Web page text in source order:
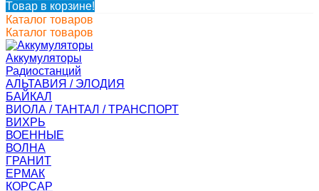
Товар в корзине!
Каталог товаров
Каталог товаров
Аккумуляторы
Радиостанций
АЛЬТАВИЯ / ЭЛОДИЯ
БАЙКАЛ
ВИОЛА / ТАНТАЛ / ТРАНСПОРТ
ВИХРЬ
ВОЕННЫЕ
ВОЛНА
ГРАНИТ
ЕРМАК
КОРСАР